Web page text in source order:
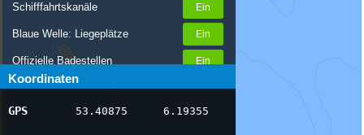
Schifffahrtskanäle
Blaue Welle: Liegeplätze
Offizielle Badestellen
Nachrichten Binnenschifffahrt
AIS-Schiffspositionen
Koordinaten
GPS 53.40875 6.19355